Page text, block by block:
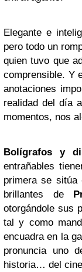
Elegante e
pero todo un
quien tuvo que
comprensible. Y
anotaciones
realidad del día
momentos, nos
Bolígrafos y
entrañables
primera se sitúa
brillantes de
otorgándole sus
tal y como
encuadra en la
pronuncia uno
historia… del